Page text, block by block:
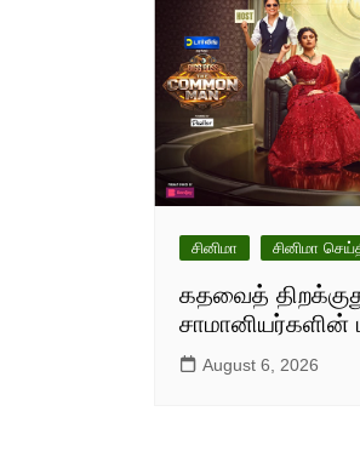
சினிமா சினிமா
கதவைத்
சாமானியர்களின்
August 6, 2026